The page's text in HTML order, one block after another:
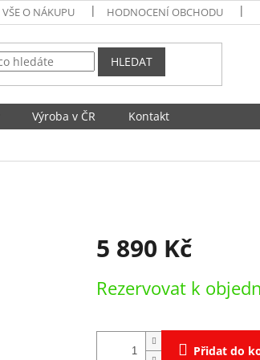
VŠE O NÁKUPU HODNOCENÍ OBCHODU
HLEDAT
Výroba v ČR
Kontakt
5 890 Kč
cena:
Rezervovat k
Přidat do